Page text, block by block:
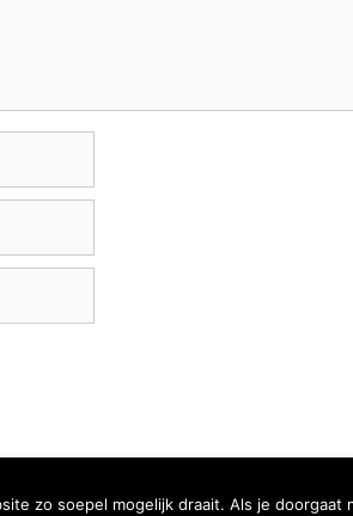
zo soepel mogelijk draait. Als je